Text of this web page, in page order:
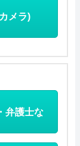
メラ)
弁護士な